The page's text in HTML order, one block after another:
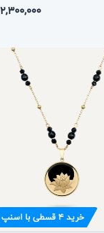
۲,۳۰۰,۰۰۰ تومان
خرید۴قسطی با